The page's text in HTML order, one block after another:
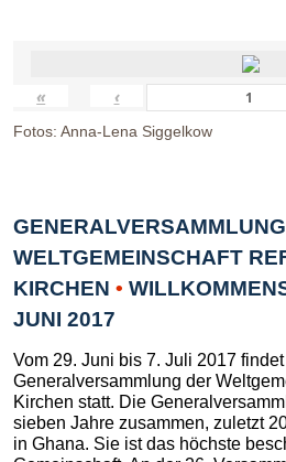
« ‹
Fotos: Anna-Lena Siggelkow
WELTGEMEINSCHAFT
KIRCHEN •
JUNI 2017
Vom 29. Juni bis 7. Juli 2017
Generalversammlung der
Kirchen statt. Die
sieben Jahre zusammen, zuletzt
in Ghana. Sie ist das höchste